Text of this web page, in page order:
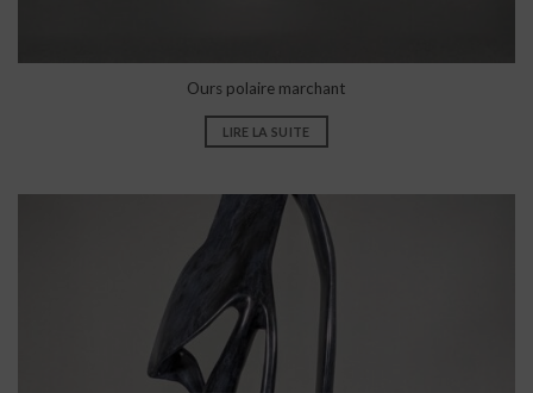
Ours polaire marchant
LIRE LA SUITE